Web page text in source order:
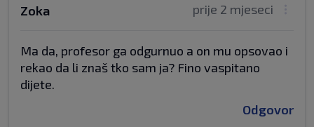
prije 2 mjeseci
Zoka
Ma da, profesor ga odgurnuo a on mu opsovao i
rekao da li znaš tko sam ja? Fino vaspitano
dijete.
Odgovor